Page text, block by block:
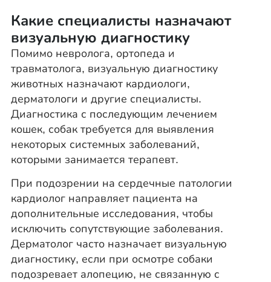
Какие специалисты назначают
визуальную диагностику
Помимо невролога, ортопеда и
травматолога, визуальную диагностику
животных назначают кардиологи,
дерматологи и другие специалисты.
Диагностика с последующим лечением
кошек, собак требуется для выявления
некоторых системных заболеваний,
которыми занимается терапевт.
При подозрении на сердечные патологии
кардиолог направляет пациента на
дополнительные исследования, чтобы
исключить сопутствующие заболевания.
Дерматолог часто назначает визуальную
диагностику, если при осмотре собаки
подозревает алопецию, не связанную с